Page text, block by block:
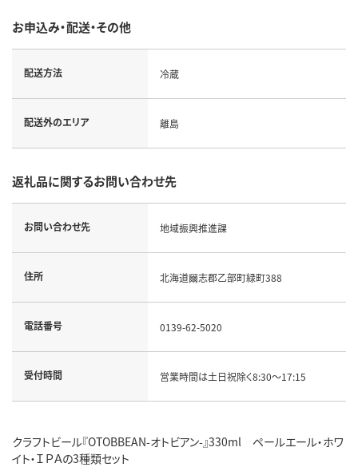
お申込み・配送・その他
配送方法 冷蔵
配送外のエリア 離島
返礼品に関するお問い合わせ先
お問い合わせ先 地域振興推進課
住所 北海道爾志郡乙部町緑町388
電話番号 0139-62-5020
受付時間 営業時間は土日祝除く8:30～17:15
クラフトビール『OTOBBEAN-オトビアン-』330ml ペールエール・ホワ
イト・ＩＰＡの3種類セット